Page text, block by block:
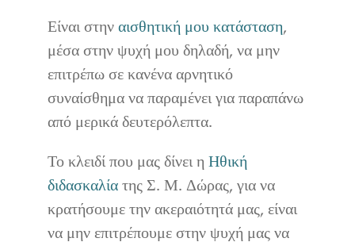
Είναι στηναισθητική μου κατάσταση,
μέσα στην ψυχή μου δηλαδή, να μην
επιτρέπω σε κανένα αρνητικό
συναίσθημα να παραμένει για παραπάνω
από μερικά δευτερόλεπτα.
Το κλειδί που μας δίνει η Ηθική
διδασκαλίατης Σ. Μ. Δώρας, για να
κρατήσουμε την ακεραιότητά μας, είναι
να μην επιτρέπουμε στην ψυχή μας να